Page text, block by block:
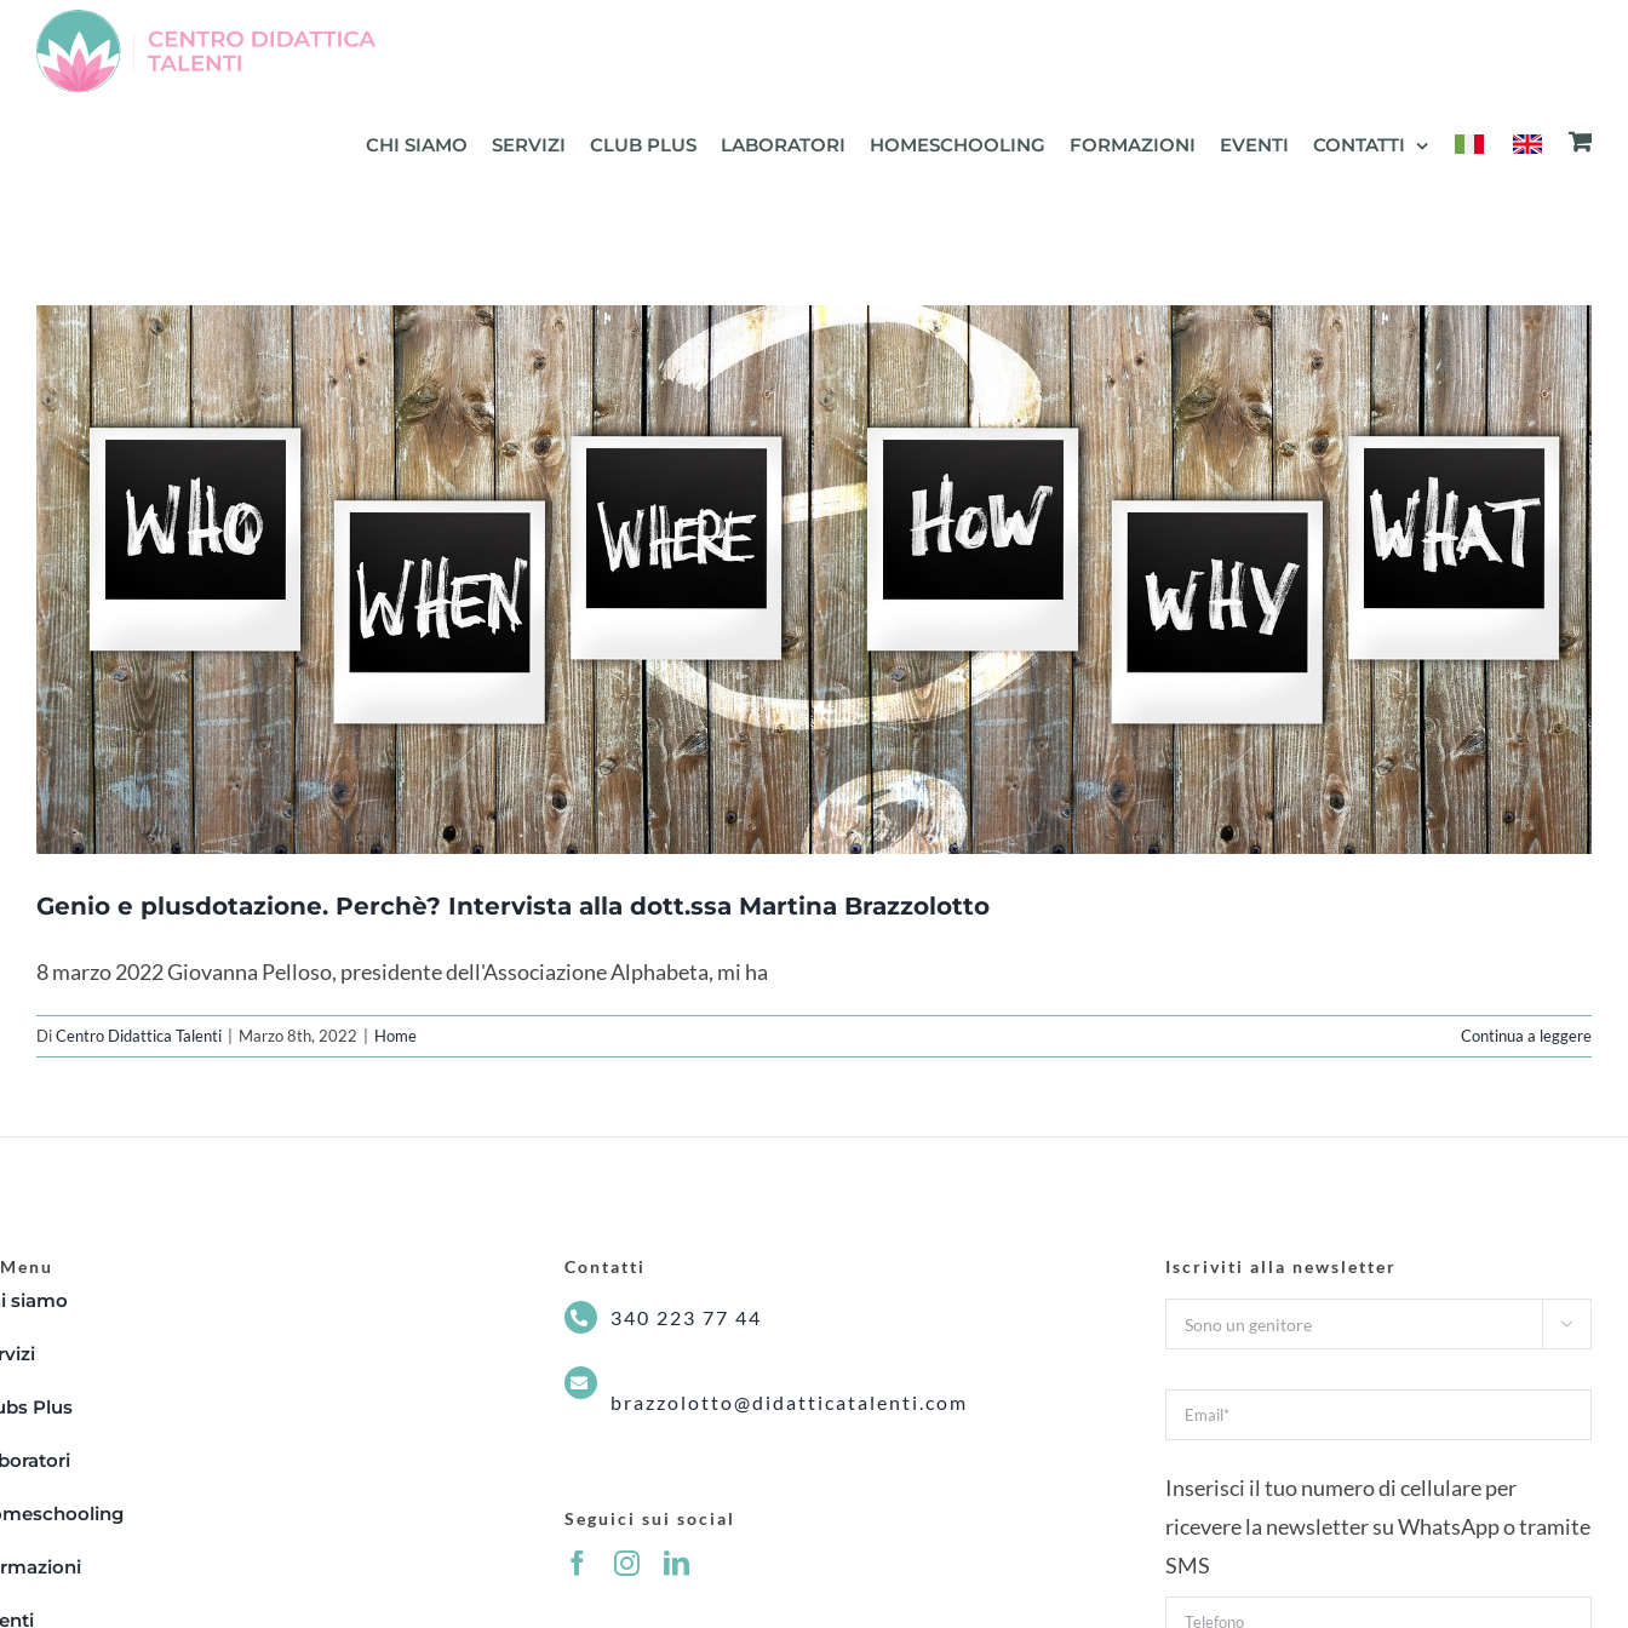
Salta
contenuto
CHI SIAMO SERVIZI CLUB PLUS LABORATORI HOMESCHOOLING FORMAZIONI EVENTI CONTATTI
Genio e plusdotazione. Perchè? Intervista alla dott.ssa Martina Brazzolotto
8 marzo 2022 Giovanna Pelloso, presidente dell'Associazione Alphabeta, mi ha
DiCentro Didattica Talenti Marzo 8th, 2022 Home Continua a leggere
Menu
siamo
Plus
Contatti
340 223 77 44
brazzolotto@didatticatalenti.com
Seguici sui social
Iscriviti alla newsletter

Inserisci il tuo numero di cellulare per
ricevere la newsletter su WhatsApp o tramite
SMS